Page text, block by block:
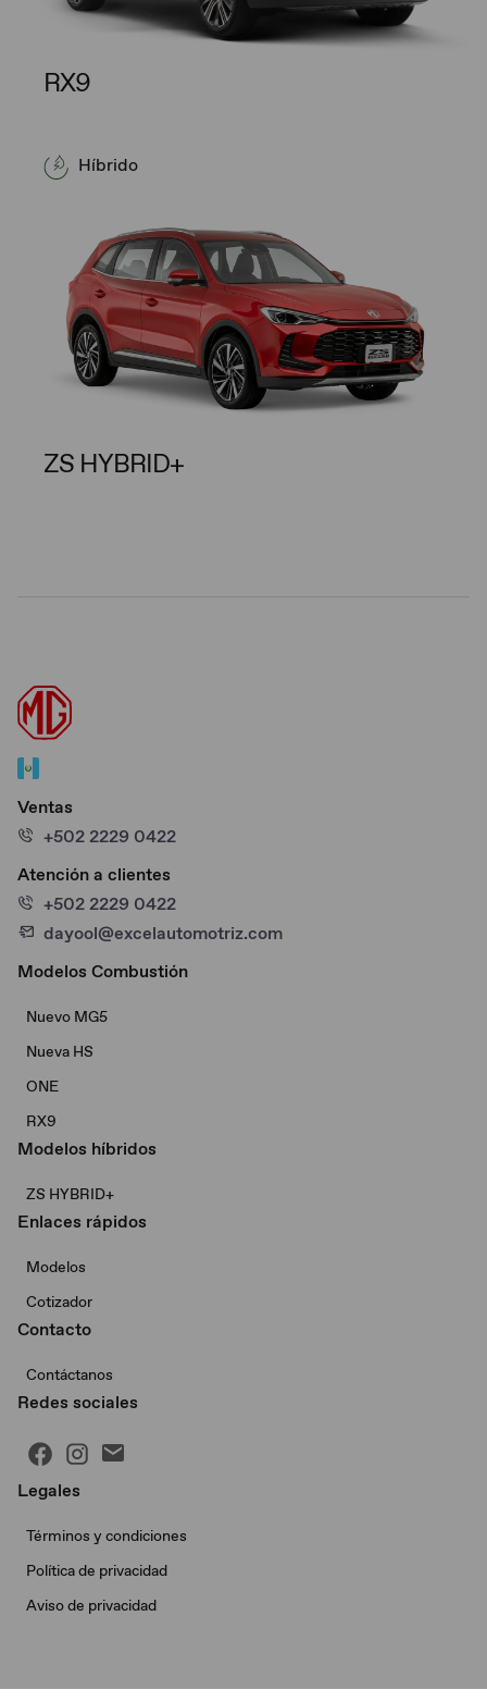
RX9
Híbrido
ZS HYBRID+
Ventas
+502 2229 0422
Atención a clientes
+502 2229 0422
dayool@excelautomotriz.com
Modelos Combustión
Nuevo MG5
Nueva HS
ONE
RX9
Modelos híbridos
ZS HYBRID+
Enlaces rápidos
Modelos
Cotizador
Contacto
Contáctanos
Redes sociales
Legales
Términos y condiciones
Política de privacidad
Aviso de privacidad